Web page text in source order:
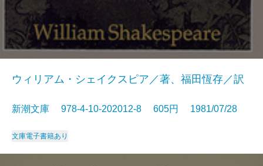
ウィリアム・シェイクスピア／著、福田恆存／訳
新潮文庫 978-4-10-202012-8 605円 1981/07/28
文庫電子書籍あり